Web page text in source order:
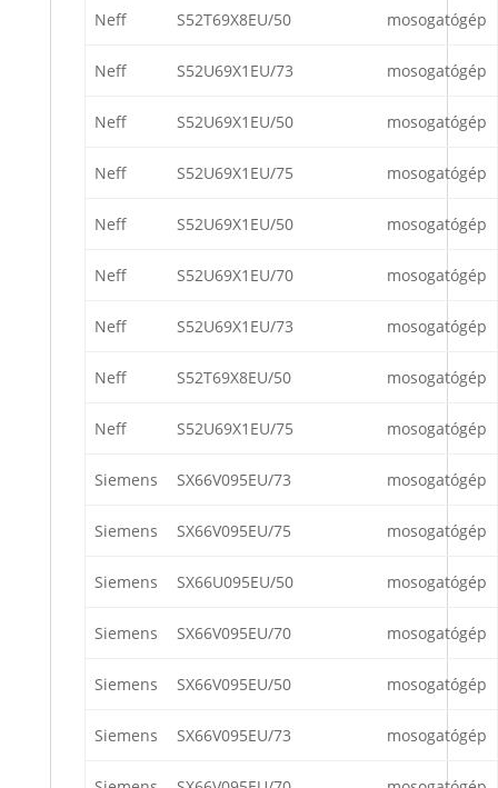
Neff S52T69X8EU/50 mosogatógép
Neff S52U69X1EU/73 mosogatógép
Neff S52U69X1EU/50 mosogatógép
Neff S52U69X1EU/75 mosogatógép
Neff S52U69X1EU/50 mosogatógép
Neff S52U69X1EU/70 mosogatógép
Neff S52U69X1EU/73 mosogatógép
Neff S52T69X8EU/50 mosogatógép
Neff S52U69X1EU/75 mosogatógép
Siemens SX66V095EU/73 mosogatógép
Siemens SX66V095EU/75 mosogatógép
Siemens SX66U095EU/50 mosogatógép
Siemens SX66V095EU/70 mosogatógép
Siemens SX66V095EU/50 mosogatógép
Siemens SX66V095EU/73 mosogatógép